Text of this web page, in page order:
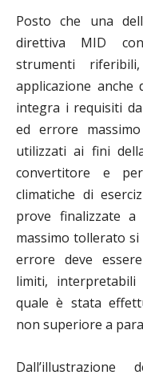
Posto che una
direttiva MID
strumenti
applicazione anche
integra i requisiti
ed errore
utilizzati ai fini
convertitore e
climatiche di
prove finalizzate a
massimo tollerato
errore deve
limiti, interpretabili
quale è stata
non superiore a